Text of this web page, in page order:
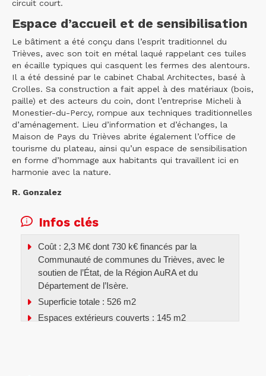
circuit court.
Espace d’accueil et de sensibilisation
Le bâtiment a été conçu dans l’esprit traditionnel du
Trièves, avec son toit en métal laqué rappelant ces tuiles
en écaille typiques qui casquent les fermes des alentours.
Il a été dessiné par le cabinet Chabal Architectes, basé à
Crolles. Sa construction a fait appel à des matériaux (bois,
paille) et des acteurs du coin, dont l’entreprise Micheli à
Monestier-du-Percy, rompue aux techniques traditionnelles
d’aménagement. Lieu d’information et d’échanges, la
Maison de Pays du Trièves abrite également l’office de
tourisme du plateau, ainsi qu’un espace de sensibilisation
en forme d’hommage aux habitants qui travaillent ici en
harmonie avec la nature.
R. Gonzalez
Infos clés
Coût : 2,3 M€ dont 730 k€ financés par la
Communauté de communes du Trièves, avec le
soutien de l’État, de la Région AuRA et du
Département de l’Isère.
Superficie totale : 526 m2
Espaces extérieurs couverts : 145 m2